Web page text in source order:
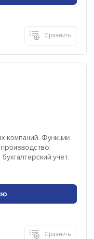
Сравнить
компаний. Функции
учет.
Сравнить